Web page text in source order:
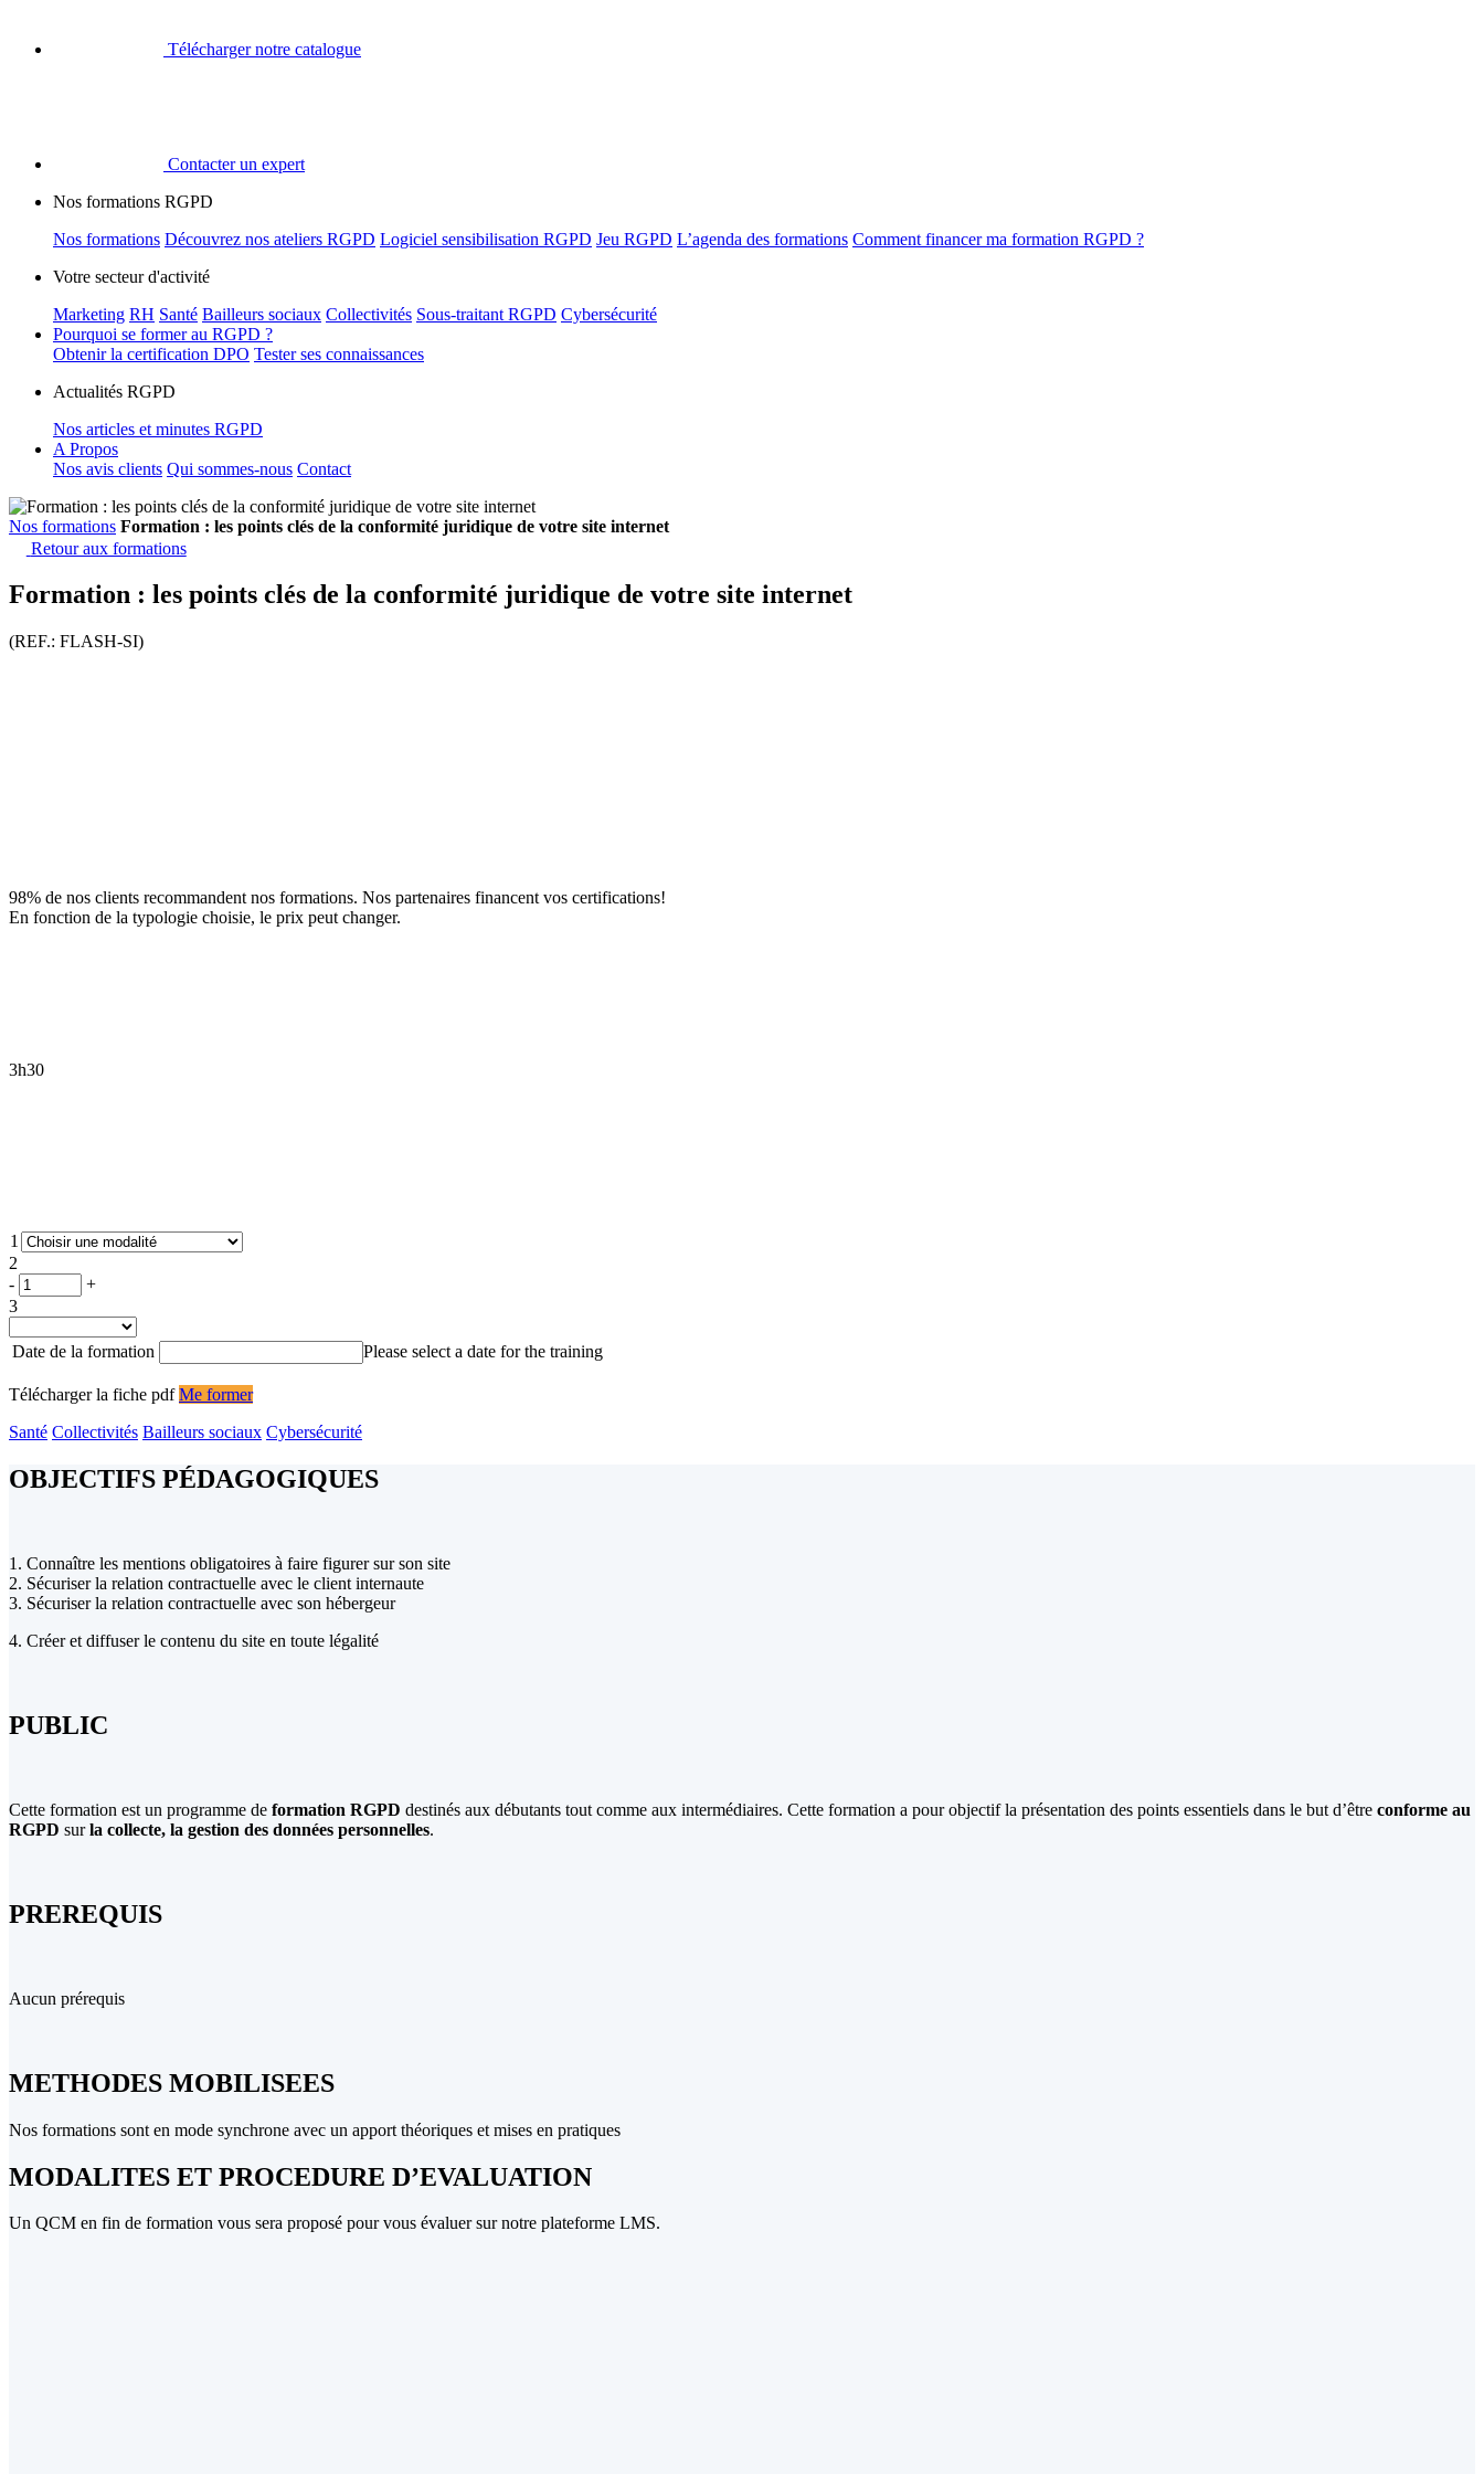
Télécharger notre catalogue
Contacter un expert
Nos formations RGPD
Nos formations Découvrez nos ateliers RGPD Logiciel sensibilisation RGPD Jeu RGPD L’agenda des formations Comment financer ma formation RGPD ?
Votre secteur d'activité
Marketing RH Santé Bailleurs sociaux Collectivités Sous-traitant RGPD Cybersécurité
Pourquoi se former au RGPD ?
Obtenir la certification DPO Tester ses connaissances
Actualités RGPD
Nos articles et minutes RGPD
A Propos
Nos avis clients Qui sommes-nous Contact
Nos formations Formation : les points clés de la conformité juridique de votre site internet
Retour aux formations
Formation : les points clés de la conformité juridique de votre site internet
(REF.: FLASH-SI)
98% de nos clients recommandent nos formations. Nos partenaires financent vos certifications!
En fonction de la typologie choisie, le prix peut changer.
3h30
1
2
quantité
de
Formation
:
les
clés
la
juridique
internet
-
+
3
Date de la formation Please select a date for the training
Télécharger la fiche pdfMe former
Santé Collectivités Bailleurs sociaux Cybersécurité
OBJECTIFS PÉDAGOGIQUES
1. Connaître les mentions obligatoires à faire figurer sur son site
2. Sécuriser la relation contractuelle avec le client internaute
3. Sécuriser la relation contractuelle avec son hébergeur
4. Créer et diffuser le contenu du site en toute légalité
PUBLIC
Cette formation est un programme de formation RGPD destinés aux débutants tout comme aux intermédiaires. Cette formation a pour objectif la présentation des points essentiels dans le but d’être conforme au
RGPD surla collecte, la gestion des données personnelles.
PREREQUIS
Aucun prérequis
METHODES MOBILISEES
Nos formations sont en mode synchrone avec un apport théoriques et mises en pratiques
MODALITES ET PROCEDURE D’EVALUATION
Un QCM en fin de formation vous sera proposé pour vous évaluer sur notre plateforme LMS.